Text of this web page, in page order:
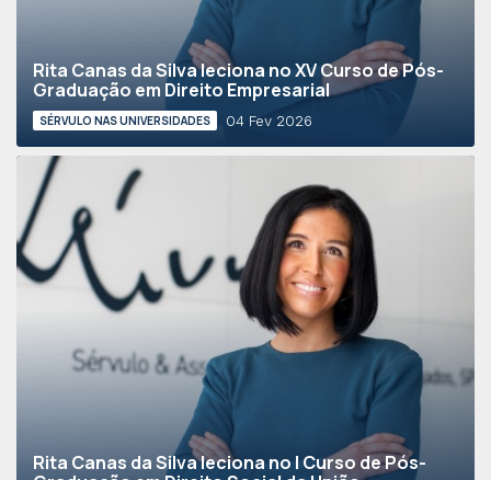
Rita Canas da Silva leciona no XV Curso de Pós-
Graduação em Direito Empresarial
SÉRVULO NAS UNIVERSIDADES 04 Fev 2026
Rita Canas da Silva leciona no I Curso de Pós-